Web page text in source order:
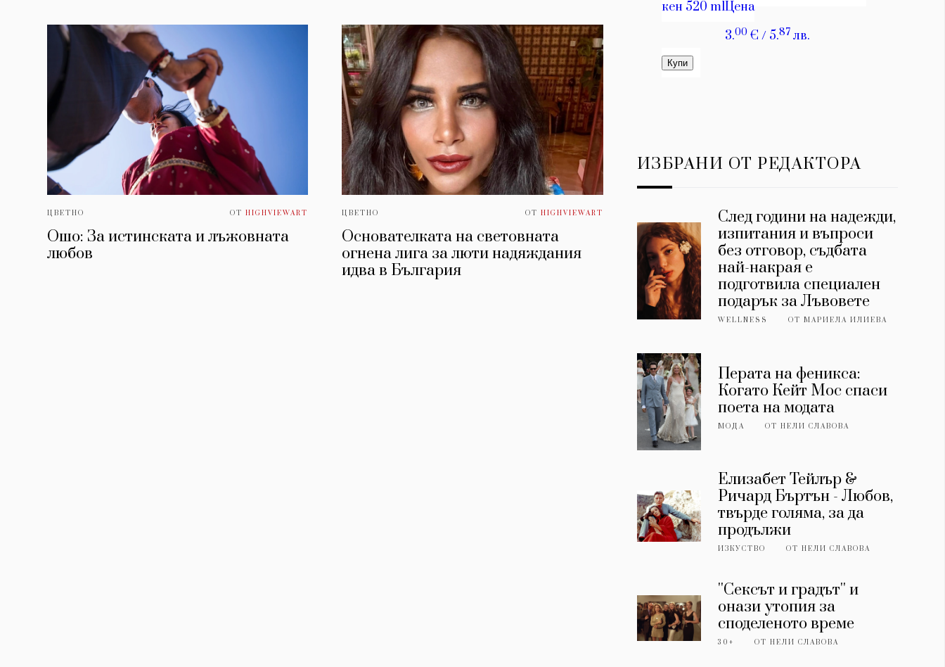
ЦВЕТНО ОТHIGHVIEWART
Ошо: За истинската и лъжовната
любов
ЦВЕТНО ОТ HIGHVIEWART
Основателката на световната
огнена лига за люти надяждания
идва в България
ИЗБРАНИ ОТ РЕДАКТОРА
След години на надежди,
изпитания и въпроси
без отговор, съдбата
най-накрая е
подготвила специален
подарък за Лъвовете
WELLNESS ОТМАРИЕЛА ИЛИЕВА
Перата на феникса:
Когато Кейт Мос спаси
поета на модата
МОДА ОТНЕЛИ СЛАВОВА
Елизабет Тейлър &
Ричард Бъртън - Любов,
твърде голяма, за да
продължи
ИЗКУСТВО ОТНЕЛИ СЛАВОВА
''Сексът и градът'' и
онази утопия за
споделеното време
30+ ОТНЕЛИ СЛАВОВА